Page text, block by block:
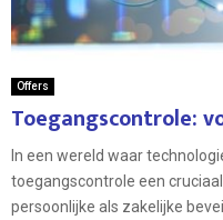
Offers
Toegangscontrole:
In een wereld waar
toegangscontrole een
persoonlijke als zakelijke